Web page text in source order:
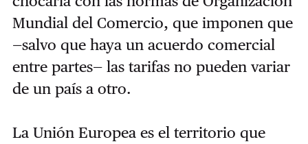
Mundial del Comercio, que imponen que
—salvo que haya un acuerdo comercial
entre partes— las tarifas no pueden variar
de un país a otro.
La Unión Europea es el territorio que